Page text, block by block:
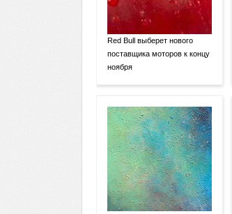
Red Bull выберет нового
поставщика моторов к концу
ноября